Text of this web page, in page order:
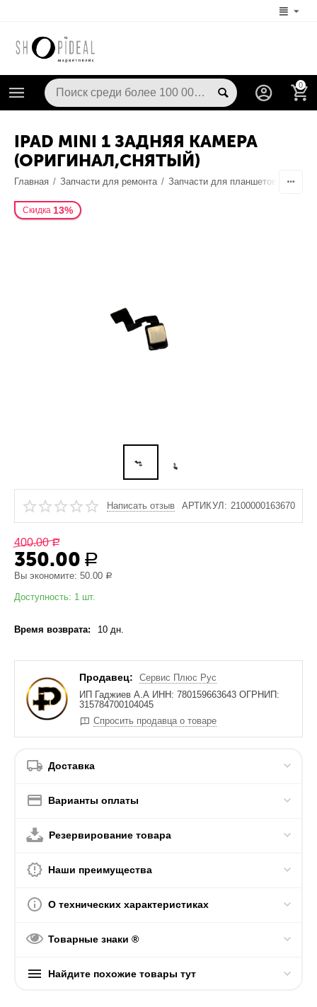
0
IPAD MINI 1 ЗАДНЯЯ КАМЕРА
(ОРИГИНАЛ,СНЯТЫЙ)
Главная / Запчасти для ремонта / Запчасти для планшетов
Скидка 13%
Написать отзыв АРТИКУЛ: 2100000163670
400.00 Р
350.00 Р
Вы экономите:50.00 Р
Доступность: 1 шт.
Время возврата: 10 дн.
Продавец:
Сервис Плюс Рус
ИП Гаджиев А.А ИНН: 780159663643 ОГРНИП:
315784700104045
Спросить продавца о товаре
Доставка
Варианты оплаты
Резервирование товара
Наши преимущества
О технических характеристиках
Товарные знаки ®
Найдите похожие товары тут